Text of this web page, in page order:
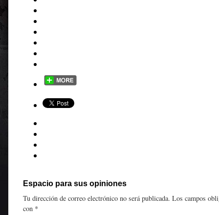
Espacio para sus opiniones
Tu dirección de correo electrónico no será publicada. Los campos
con *